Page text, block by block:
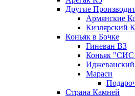
Другие
Армянские
Кизлярский
Коньяк в Бочке
Гиневан ВЗ
Коньяк
Мараси
Страна Камней